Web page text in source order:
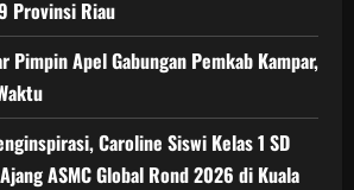
Provinsi Riau
Pimpin Apel Gabungan Pemkab Kampar,
Caroline Siswi Kelas 1 SD
ASMC Global Rond 2026 di Kuala